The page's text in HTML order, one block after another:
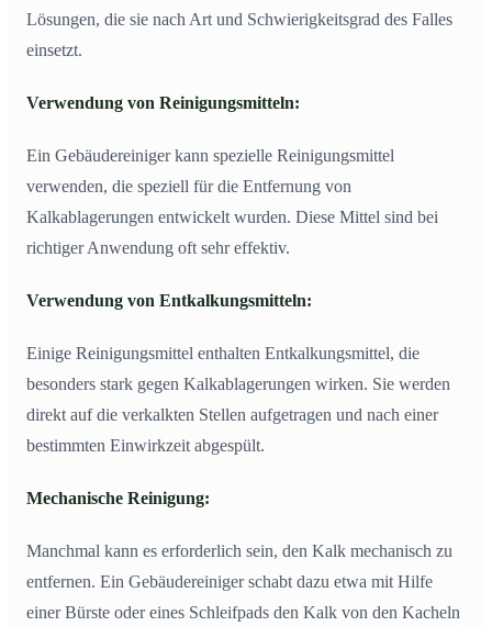
Lösungen, die sie nach Art und Schwierigkeitsgrad des Falles
einsetzt.
Verwendung von Reinigungsmitteln:
Ein Gebäudereiniger kann spezielle Reinigungsmittel
verwenden, die speziell für die Entfernung von
Kalkablagerungen entwickelt wurden. Diese Mittel sind bei
richtiger Anwendung oft sehr effektiv.
Verwendung von Entkalkungsmitteln:
Einige Reinigungsmittel enthalten Entkalkungsmittel, die
besonders stark gegen Kalkablagerungen wirken. Sie werden
direkt auf die verkalkten Stellen aufgetragen und nach einer
bestimmten Einwirkzeit abgespült.
Mechanische Reinigung:
Manchmal kann es erforderlich sein, den Kalk mechanisch zu
entfernen. Ein Gebäudereiniger schabt dazu etwa mit Hilfe
einer Bürste oder eines Schleifpads den Kalk von den Kacheln